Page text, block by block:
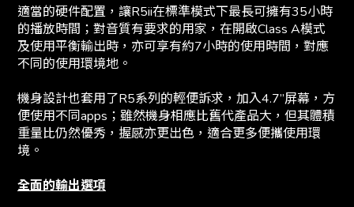
適當的硬件配置，讓R5ii在標準模式下最長可擁有35小時
的播放時間；對音質有要求的用家，在開啟Class A模式
及使用平衡輸出時，亦可享有約7小時的使用時間，對應
不同的使用環境地。
機身設計也套用了R5系列的輕便訴求，加入4.7”屏幕，方
便使用不同apps；雖然機身相應比舊代產品大，但其體積
重量比仍然優秀，握感亦更出色，適合更多便攜使用環
境。
全面的輸出選項